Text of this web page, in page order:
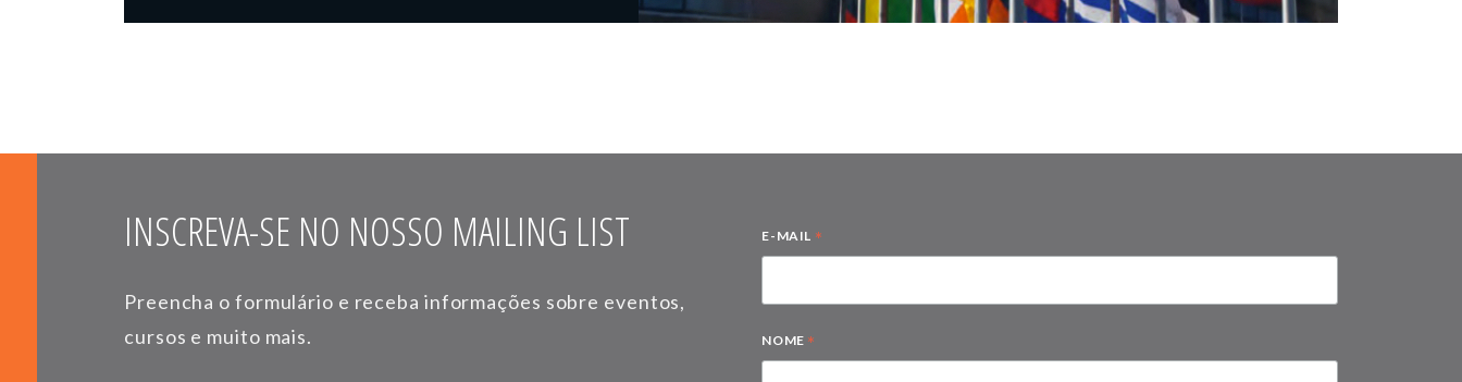
INSCREVA-SE NO NOSSO MAILING LIST
Preencha o formulário e receba informações sobre eventos,
cursos e muito mais.
E-MAIL *
NOME *